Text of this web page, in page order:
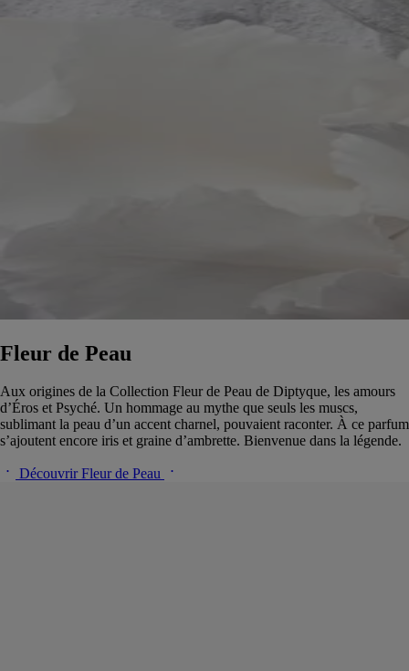
Fleur de Peau
Aux origines de la Collection Fleur de Peau de Diptyque, les amours
d’Éros et Psyché. Un hommage au mythe que seuls les muscs,
sublimant la peau d’un accent charnel, pouvaient raconter. À ce parfum
s’ajoutent encore iris et graine d’ambrette. Bienvenue dans la légende.
Découvrir Fleur de Peau